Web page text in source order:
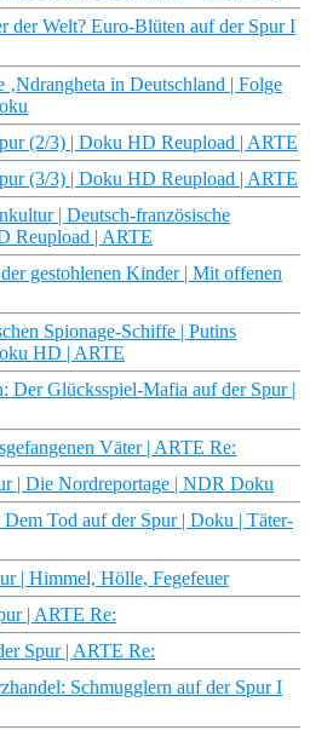
der Welt? Euro-Blüten auf der Spur I
in Deutschland | Folge
(2/3) | Doku HD Reupload | ARTE
(3/3) | Doku HD Reupload | ARTE
| Deutsch-französische
Reupload | ARTE
gestohlenen Kinder | Mit offenen
Spionage-Schiffe | Putins
HD | ARTE
Der Glücksspiel-Mafia auf der Spur |
Väter | ARTE Re:
| Die Nordreportage | NDR Doku
Tod auf der Spur | Doku | Täter-
| Himmel, Hölle, Fegefeuer
| ARTE Re:
Spur | ARTE Re:
Schmugglern auf der Spur I